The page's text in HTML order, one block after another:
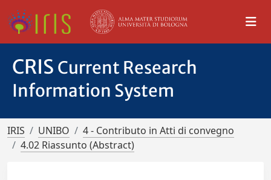
CRIS Current Research
Information System
IRIS UNIBO
4 - Contributo in Atti di convegno
4.02 Riassunto (Abstract)